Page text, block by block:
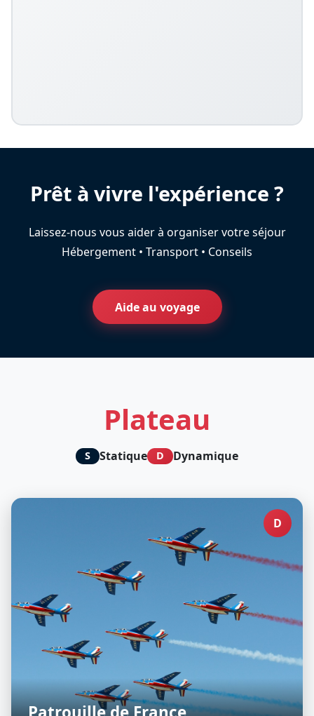
Prêt à vivre l'expérience ?
Laissez-nous vous aider à organiser votre séjour
Hébergement • Transport • Conseils
Aide au voyage
Plateau
S Statique D Dynamique
D